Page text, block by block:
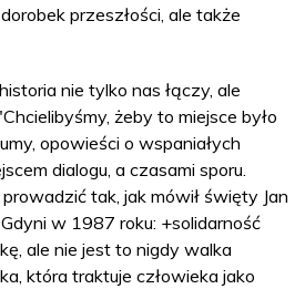
przeszłości, ale także
nie tylko nas łączy, ale
żeby to miejsce było
opowieści o wspaniałych
dialogu, a czasami sporu.
tak, jak mówił święty Jan
w 1987 roku: +solidarność
ale nie jest to nigdy walka
która traktuje człowieka jako